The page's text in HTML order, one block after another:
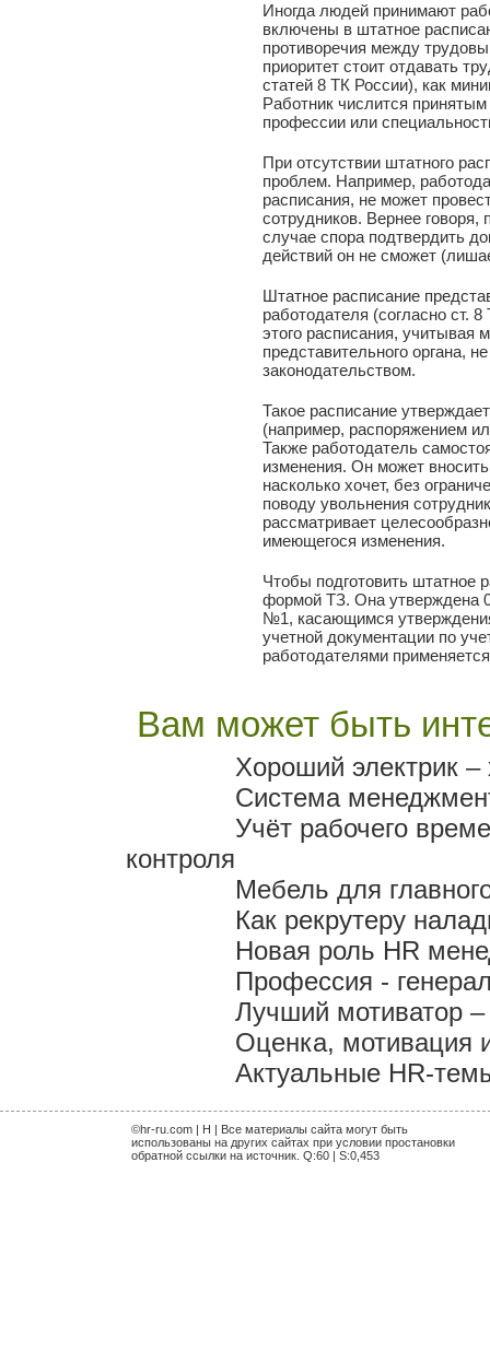
Иногда людей принимают
включены в штатное
противоречия между
приоритет стоит отдавать
статей 8 ТК России), как
Работник числится
профессии или
При отсутствии штатного
проблем. Например,
расписания, не может
сотрудников. Вернее говоря,
случае спора подтвердить
действий он не сможет
Штатное расписание
работодателя (согласно ст.
этого расписания, учитывая
представительного органа,
законодательством.
Такое расписание
(например, распоряжением
Также работодатель
изменения. Он может
насколько хочет, без
поводу увольнения
рассматривает
имеющегося изменения.
Чтобы подготовить штатное
формой ТЗ. Она утверждена
№1, касающимся
учетной документации по
работодателями
Вам может быть
Хороший электрик
Система
Учёт рабочего
контроля
Мебель для
Как рекрутеру
Новая роль HR
Профессия -
Лучший мотиватор –
Оценка, мотивация
Актуальные HR-
©hr-ru.com | H | Все материалы сайта могут быть
использованы на других сайтах при условии простановки
обратной ссылки на источник. Q:60 | S:0,453